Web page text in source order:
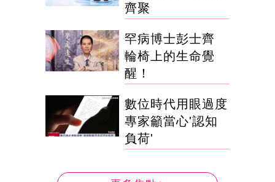
齊聚
罕病博士彭士齊
輪椅上的生命覺
醒！
數位時代用眼過度
專家籲當心'認知
負荷'